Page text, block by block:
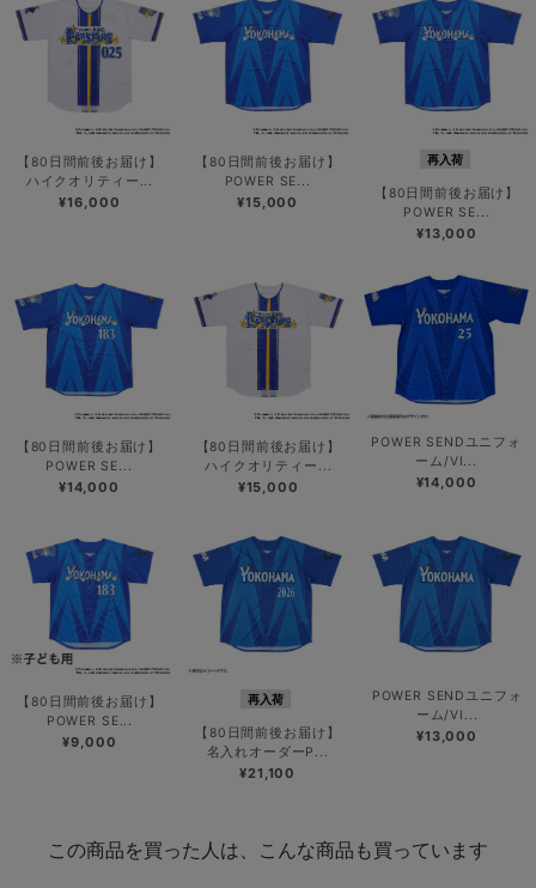
【80日間前後お届け】
ハイクオリティー...
¥16,000
【80日間前後お届け】
POWER SE...
¥15,000
再入荷
【80日間前後お届け】
POWER SE...
¥13,000
【80日間前後お届け】
POWER SE...
¥14,000
【80日間前後お届け】
ハイクオリティー...
¥15,000
POWER SENDユニフォ
ーム/VI...
¥14,000
【80日間前後お届け】
POWER SE...
¥9,000
再入荷
【80日間前後お届け】
名入れオーダーP...
¥21,100
POWER SENDユニフォ
ーム/VI...
¥13,000
この商品を買った人は、こんな商品も買っています